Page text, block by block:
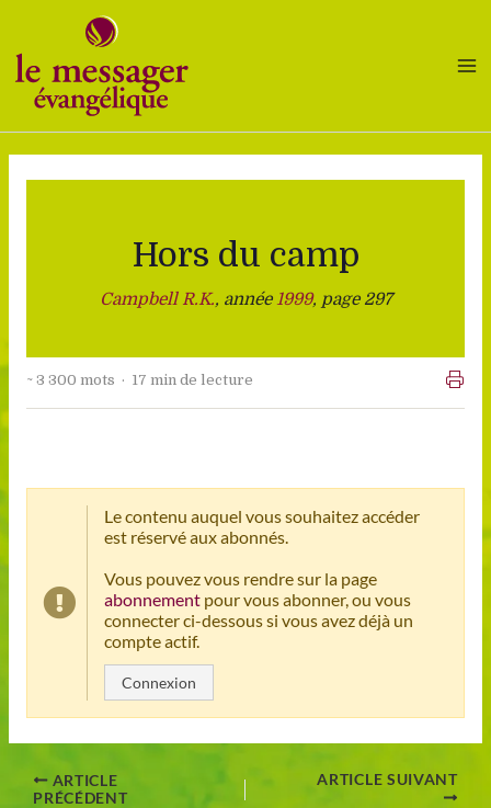
contenu
Hors du camp
Campbell R.K., année1999, page 297
~ 3 300 mots · 17 min de lecture
Le contenu auquel vous souhaitez accéder
est réservé aux abonnés.
Vous pouvez vous rendre sur la page
abonnementpour vous abonner, ou vous
connecter ci-dessous si vous avez déjà un
compte actif.
Connexion
ARTICLE
PRÉCÉDENT
ARTICLE SUIVANT